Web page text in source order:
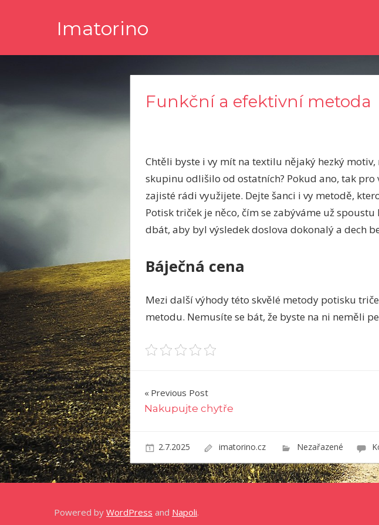
Imatorino
Funkční a efektivní metoda
Chtěli byste i vy mít na textilu nějaký hezký
skupinu odlišilo od ostatních? Pokud ano, tak
zajisté rádi využijete. Dejte šanci i vy metodě,
Potisk tričekje něco, čím se zabýváme už
dbát, aby byl výsledek doslova dokonalý a dech
Báječná cena
Mezi další výhody této skvělé metody potisku
metodu. Nemusíte se bát, že byste na ni neměli
Navigace
příspěvek
Previous Post
Nakupujte chytře
2.7.2025 imatorino.cz Nezařazené
Powered by WordPress and Napoli.